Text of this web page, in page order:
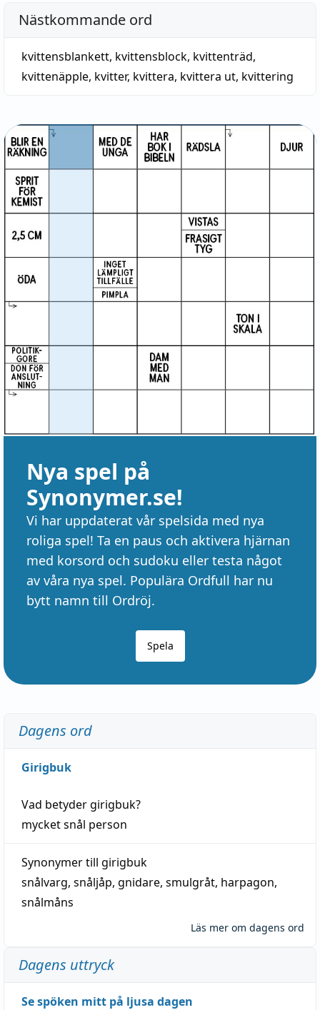
Nästkommande ord
kvittensblankett, kvittensblock, kvittenträd,
kvittenäpple, kvitter, kvittera, kvittera ut, kvittering
Nya spel på
Synonymer.se!
Vi har uppdaterat vår spelsida med nya
roliga spel! Ta en paus och aktivera hjärnan
med korsord och sudoku eller testa något
av våra nya spel. Populära Ordfull har nu
bytt namn till Ordröj.
Spela
Dagens ord
Girigbuk
Vad betydergirigbuk?
mycketsnål person
Synonymer till girigbuk
snålvarg, snåljåp, gnidare, smulgråt, harpagon,
snålmåns
Läs mer om dagens ord
Dagens uttryck
Se spöken mitt på ljusa dagen